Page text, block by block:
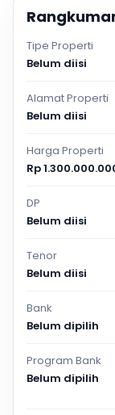
Tipe Properti
Belum diisi
Alamat Properti
Belum diisi
Harga Properti
Rp
DP
Belum diisi
Tenor
Belum diisi
Bank
Belum dipilih
Program Bank
Belum dipilih